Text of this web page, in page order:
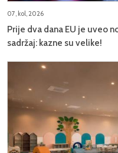
07, kol, 2026
Prije dva dana EU je uveo
sadržaj: kazne su velike!